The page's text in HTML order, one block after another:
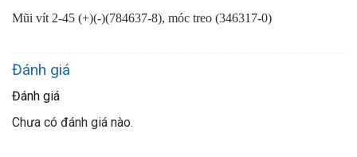
Mũi vít 2-45 (+)(-)(784637-8), móc treo (346317-0)
Đánh giá
Đánh giá
Chưa có đánh giá nào.